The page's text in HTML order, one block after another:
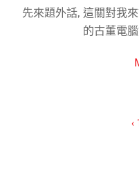
先來題外話, 這關對我
的古董電
‹